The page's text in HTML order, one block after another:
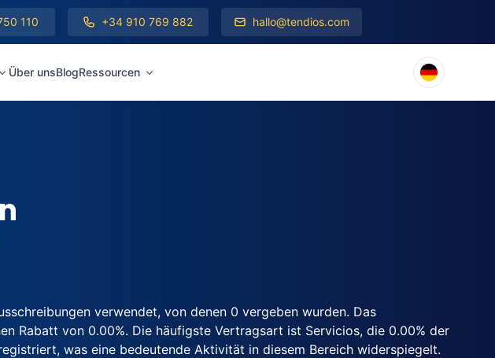
110 +34 910 769 882 hallo@tendios.com
Über unsBlogRessourcen
verwendet, von denen 0 vergeben wurden. Das
Rabatt von 0.00%. Die häufigste Vertragsart ist Servicios, die 0.00% der
was eine bedeutende Aktivität in diesem Bereich widerspiegelt.